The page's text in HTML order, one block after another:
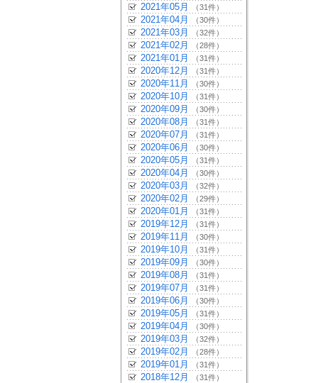
2021年05月 （31件）
2021年04月 （30件）
2021年03月 （32件）
2021年02月 （28件）
2021年01月 （31件）
2020年12月 （31件）
2020年11月 （30件）
2020年10月 （31件）
2020年09月 （30件）
2020年08月 （31件）
2020年07月 （31件）
2020年06月 （30件）
2020年05月 （31件）
2020年04月 （30件）
2020年03月 （32件）
2020年02月 （29件）
2020年01月 （31件）
2019年12月 （31件）
2019年11月 （30件）
2019年10月 （31件）
2019年09月 （30件）
2019年08月 （31件）
2019年07月 （31件）
2019年06月 （30件）
2019年05月 （31件）
2019年04月 （30件）
2019年03月 （32件）
2019年02月 （28件）
2019年01月 （31件）
2018年12月 （31件）